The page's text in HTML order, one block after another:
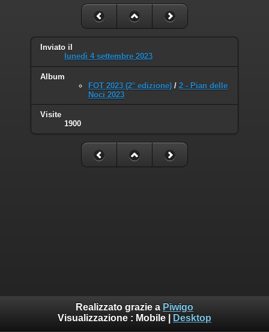
Inviato il
lunedì 4 settembre 2023
Album
FOT 2023 (2° edizione) / 2 - Pian delle
Noci 2023
Visite
1900
Realizzato grazie a Piwigo
Visualizzazione : Mobile Desktop